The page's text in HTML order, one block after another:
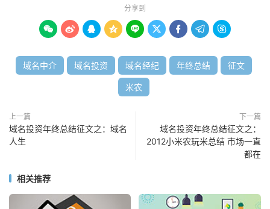
分享到
        
域名中介 域名投资 域名经纪 年终总结 征文
米农
上一篇
域名投资年终总结征文之：域名
人生
下一篇
域名投资年终总结征文之：
2012小米农玩米总结 市场一直
都在
相关推荐